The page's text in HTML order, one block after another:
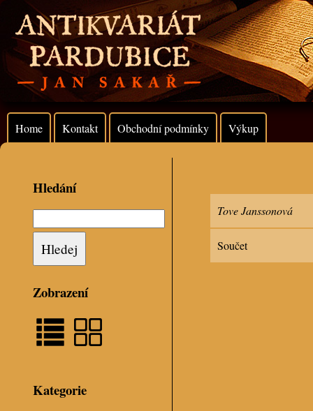
Home Kontakt Obchodní podmínky Výkup
Hledání
Zobrazení
Kategorie
Tove Janssonová
Součet